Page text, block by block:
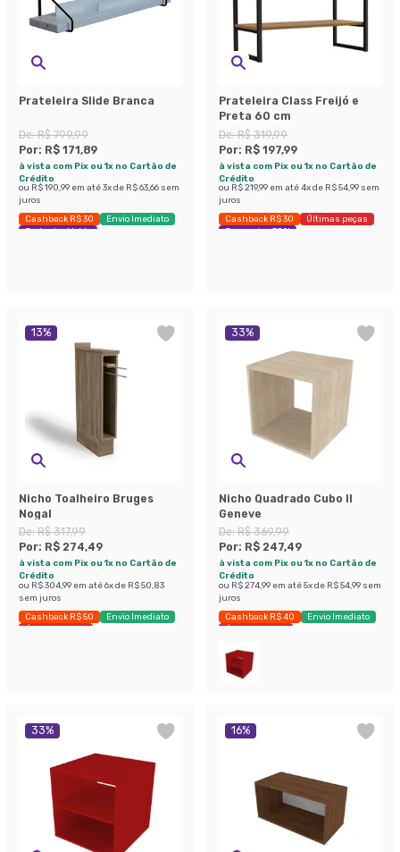
Prateleira Slide Branca
De:R$ 799,99
Por: R$ 171,89
à vista com Pix ou 1x no Cartão de
Crédito
ou R$ 190,99 em até3x de R$ 63,66 sem
juros
Cashback R$ 30
Envio Imediato
Exclusivo Mobly
Prateleira Class Freijó e
Preta 60 cm
De:R$ 319,99
Por: R$ 197,99
à vista com Pix ou 1x no Cartão de
Crédito
ou R$ 219,99 em até4x de R$ 54,99 sem
juros
Cashback R$ 30
Últimas peças
Economize 38%
13%
Nicho Toalheiro Bruges
Nogal
De:R$ 317,99
Por: R$ 274,49
à vista com Pix ou 1x no Cartão de
Crédito
ou R$ 304,99 em até6x de R$ 50,83
sem juros
Cashback R$ 50
Envio Imediato
Últimas peças
33%
Nicho Quadrado Cubo II
Geneve
De:R$ 369,99
Por: R$ 247,49
à vista com Pix ou 1x no Cartão de
Crédito
ou R$ 274,99 em até5x de R$ 54,99 sem
juros
Cashback R$ 40
Envio Imediato
Últimas peças
33% 16%